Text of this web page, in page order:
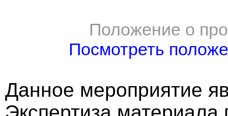
Положение о
Посмотреть
Данное мероприятие